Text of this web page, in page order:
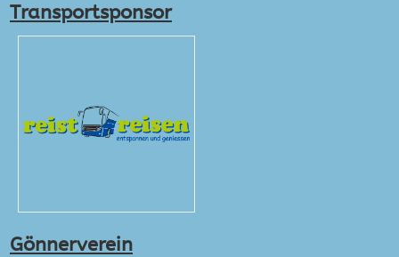
Transportsponsor
Gönnerverein